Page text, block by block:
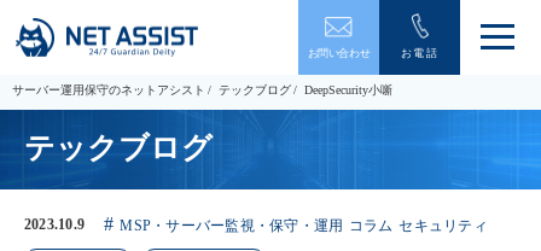
お問い合わせ お電話
メ
ー
サーバー運用保守のネットアシスト テックブログ DeepSecurity小噺
テックブログ
2023.10.9 MSP・サーバー監視・保守・運用 コラム セキュリティ